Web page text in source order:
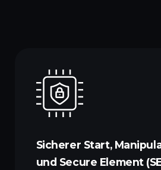
Sicherer Start,
und Secure Element